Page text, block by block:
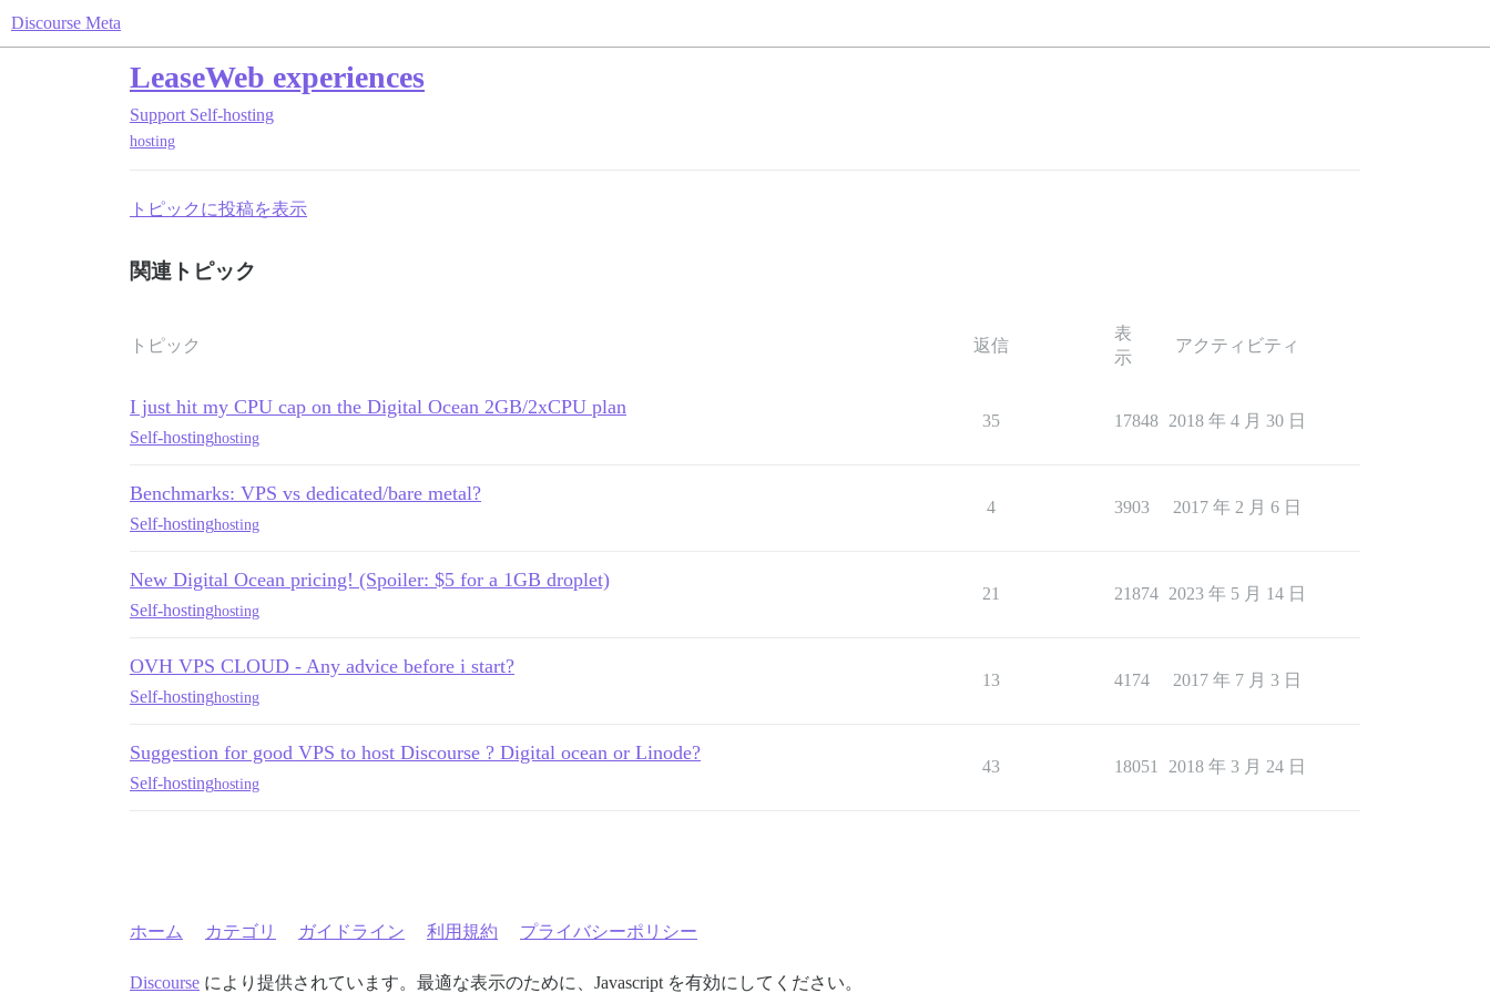
Discourse Meta
LeaseWeb experiences
Support Self-hosting
hosting
トピックに投稿を表示
関連トピック
トピック 返信
表
示
アクティビティ
I just hit my CPU cap on the Digital Ocean 2GB/2xCPU plan
Self-hostinghosting
35 17848 2018 年 4 月 30 日
Benchmarks: VPS vs dedicated/bare metal?
Self-hostinghosting
4 3903 2017 年 2 月 6 日
New Digital Ocean pricing! (Spoiler: $5 for a 1GB droplet)
Self-hostinghosting
21 21874 2023 年 5 月 14 日
OVH VPS CLOUD - Any advice before i start?
Self-hostinghosting
13 4174 2017 年 7 月 3 日
Suggestion for good VPS to host Discourse ? Digital ocean or Linode?
Self-hostinghosting
43 18051 2018 年 3 月 24 日
ホーム カテゴリ ガイドライン 利用規約 プライバシーポリシー
Discourse により提供されています。最適な表示のために、Javascript を有効にしてください。